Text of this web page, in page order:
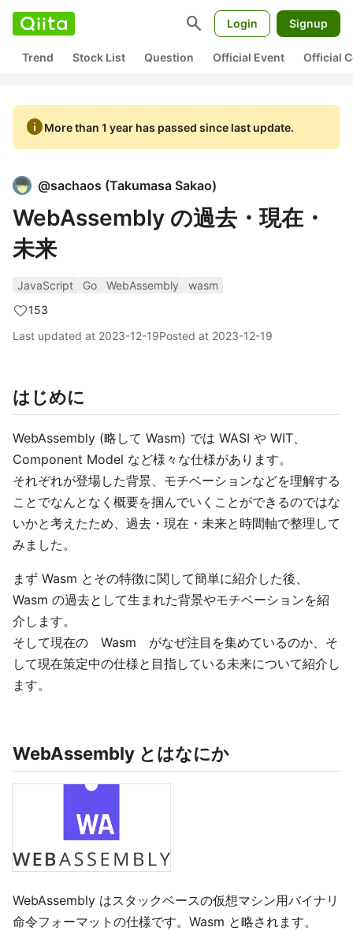
search Login Signup
Trend Stock List Question Official Event Official
infoMore than 1 year has passed since last update.
@sachaos (Takumasa Sakao)
WebAssembly の過去・現在・
未来
JavaScript Go WebAssembly
wasm
153
Last updated at 2023-12-19Posted at 2023-12-19
はじめに
WebAssembly (略して Wasm) では WASI や WIT、
Component Model など様々な仕様があります。
それぞれが登場した背景、モチベーションなどを理解する
ことでなんとなく概要を掴んでいくことができるのではな
いかと考えたため、過去・現在・未来と時間軸で整理して
みました。
まず Wasm とその特徴に関して簡単に紹介した後、
Wasm の過去として生まれた背景やモチベーションを紹
介します。
そして現在の Wasm がなぜ注目を集めているのか、そ
して現在策定中の仕様と目指している未来について紹介し
ます。
WebAssembly とはなにか
WebAssembly はスタックベースの仮想マシン用バイナリ
命令フォーマットの仕様です。Wasm と略されます。